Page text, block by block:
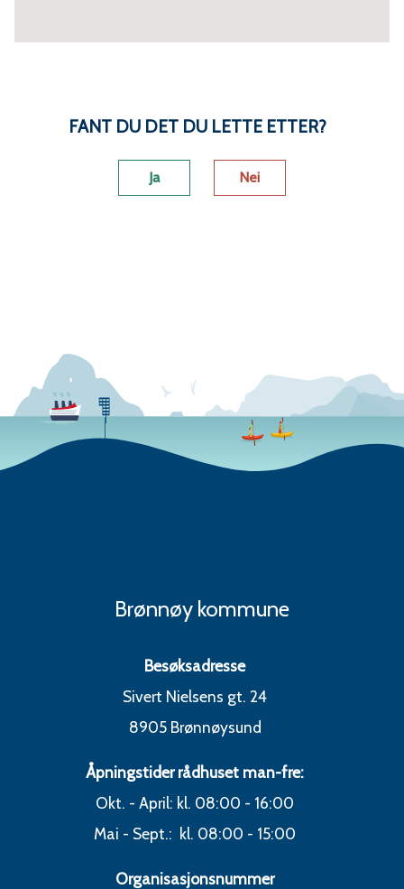
FANT DU DET DU LETTE ETTER?
Ja Nei
Brønnøy kommune
Besøksadresse
Sivert Nielsens gt. 24
8905 Brønnøysund
Åpningstider rådhuset man-fre:
Okt. - April: kl. 08:00 - 16:00
Mai - Sept.: kl. 08:00 - 15:00
Organisasjonsnummer